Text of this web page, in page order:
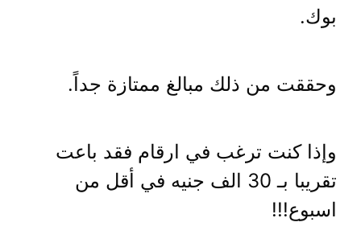
بوك.
وحققت من ذلك مبالغ ممتازة جداً.
وإذا كنت ترغب في ارقام فقد باعت
تقريبا بـ 30 الف جنيه في أقل من
اسبوع!!!